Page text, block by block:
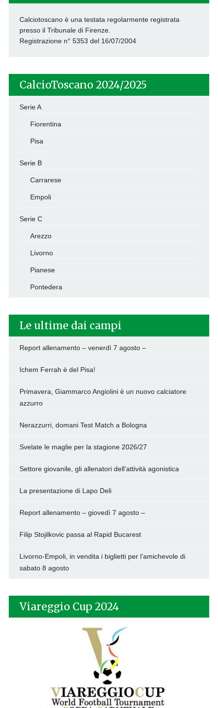
Calciotoscano è una testata regolarmente registrata
presso il Tribunale di Firenze.
Registrazione n° 5353 del 16/07/2004
CalcioToscano 2024/2025
Serie A
Fiorentina
Pisa
Serie B
Carrarese
Empoli
Serie C
Arezzo
Livorno
Pianese
Pontedera
Le ultime dai campi
Report allenamento – venerdì 7 agosto –
Ichem Ferrah è del Pisa!
Primavera, Giammarco Angiolini è un nuovo calciatore
azzurro
Nerazzurri, domani Test Match a Bologna
Svelate le maglie per la stagione 2026/27
Settore giovanile, gli allenatori dell’attività agonistica
La presentazione di Lapo Deli
Report allenamento – giovedì 7 agosto –
Filip Stojilkovic passa al Rapid Bucarest
Livorno-Empoli, in vendita i biglietti per l’amichevole di
sabato 8 agosto
Viareggio Cup 2024